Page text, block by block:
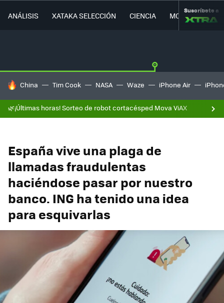
ANÁLISIS XATAKA SELECCIÓN CIENCIA MOVILIDAD
Suscríbete a
HOY SE HABLA DE
China Tim Cook NASA Waze iPhone Air
🌿¡Últimas horas! Sorteo de robot cortacésped Mova ViAX
España vive una plaga de
llamadas fraudulentas
haciéndose pasar por nuestro
banco. ING ha tenido una idea
para esquivarlas